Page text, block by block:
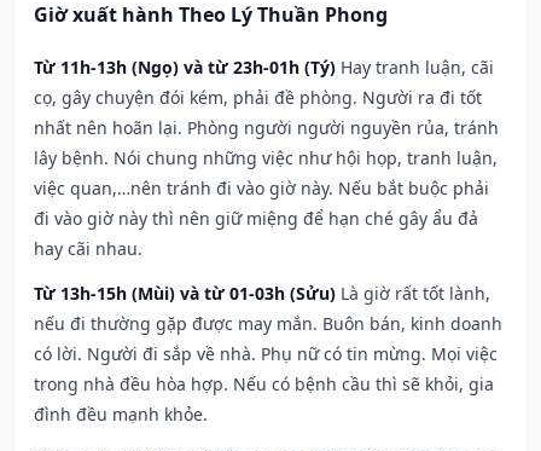
Giờ xuất hành Theo Lý Thuần Phong
Từ 11h-13h (Ngọ) và từ 23h-01h (Tý) Hay tranh luận, cãi
cọ, gây chuyện đói kém, phải đề phòng. Người ra đi tốt
nhất nên hoãn lại. Phòng người người nguyền rủa, tránh
lây bệnh. Nói chung những việc như hội họp, tranh luận,
việc quan,…nên tránh đi vào giờ này. Nếu bắt buộc phải
đi vào giờ này thì nên giữ miệng để hạn ché gây ẩu đả
hay cãi nhau.
Từ 13h-15h (Mùi) và từ 01-03h (Sửu) Là giờ rất tốt lành,
nếu đi thường gặp được may mắn. Buôn bán, kinh doanh
có lời. Người đi sắp về nhà. Phụ nữ có tin mừng. Mọi việc
trong nhà đều hòa hợp. Nếu có bệnh cầu thì sẽ khỏi, gia
đình đều mạnh khỏe.